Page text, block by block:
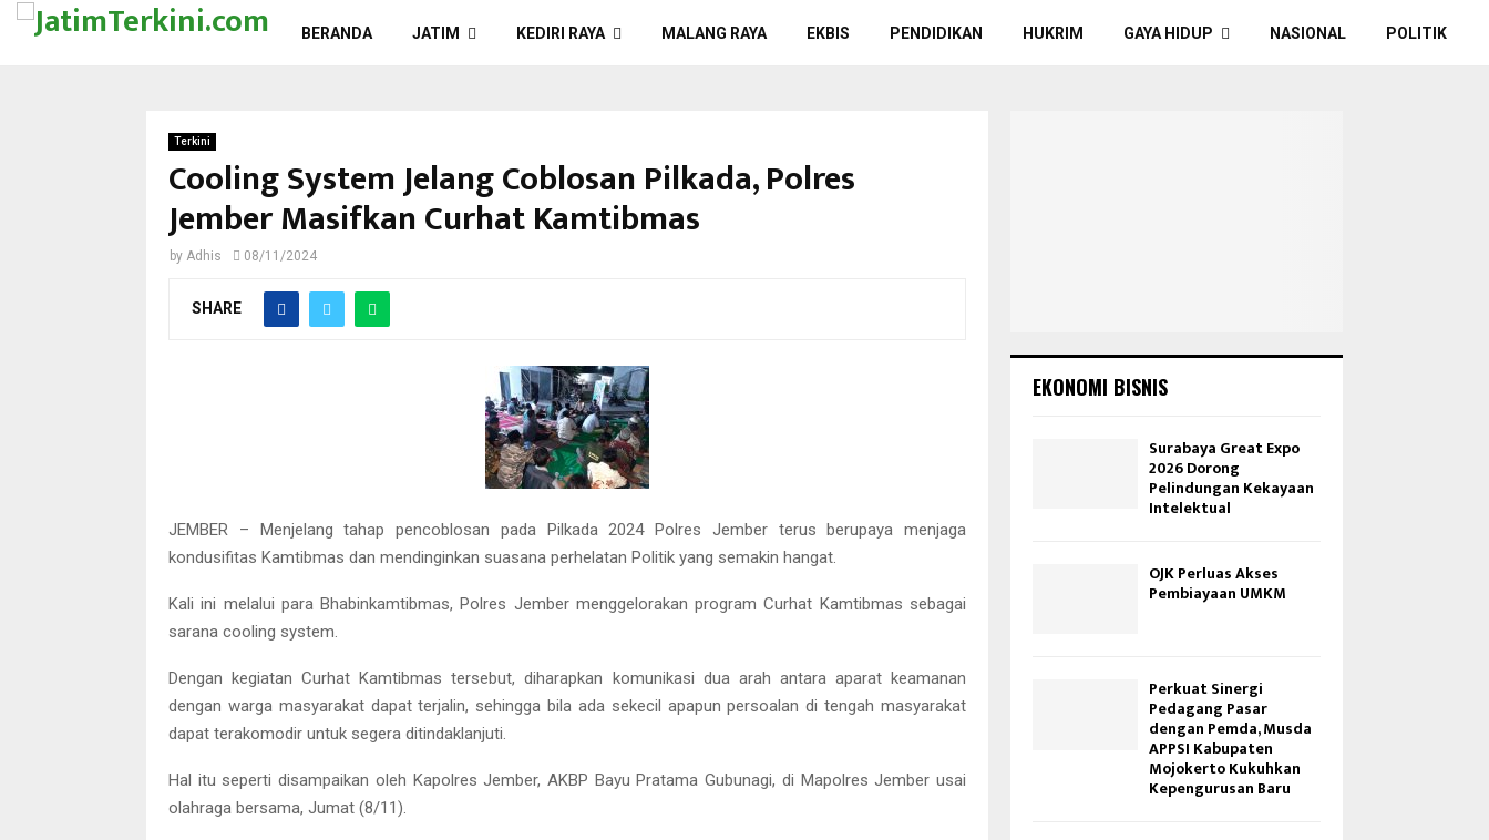
BERANDA JATIM KEDIRI RAYA MALANG RAYA EKBIS PENDIDIKAN HUKRIM GAYA HIDUP NASIONAL POLITIK
Terkini
Cooling System Jelang Coblosan Pilkada, Polres
Jember Masifkan Curhat Kamtibmas
by Adhis 08/11/2024
SHARE
JEMBER – Menjelang tahap pencoblosan pada Pilkada 2024 Polres Jember terus berupaya menjaga
kondusifitas Kamtibmas dan mendinginkan suasana perhelatan Politik yang semakin hangat.
Kali ini melalui para Bhabinkamtibmas, Polres Jember menggelorakan program Curhat Kamtibmas sebagai
sarana cooling system.
Dengan kegiatan Curhat Kamtibmas tersebut, diharapkan komunikasi dua arah antara aparat keamanan
dengan warga masyarakat dapat terjalin, sehingga bila ada sekecil apapun persoalan di tengah masyarakat
dapat terakomodir untuk segera ditindaklanjuti.
Hal itu seperti disampaikan oleh Kapolres Jember, AKBP Bayu Pratama Gubunagi, di Mapolres Jember usai
olahraga bersama, Jumat (8/11).
EKONOMI BISNIS
Surabaya Great Expo
2026 Dorong
Pelindungan Kekayaan
Intelektual
OJK Perluas Akses
Pembiayaan UMKM
Perkuat Sinergi
Pedagang Pasar
dengan Pemda, Musda
APPSI Kabupaten
Mojokerto Kukuhkan
Kepengurusan Baru